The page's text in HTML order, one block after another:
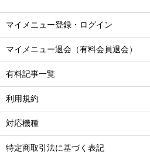
マイメニュー登録・ログイン
マイメニュー退会（有料会員退会）
有料記事一覧
利用規約
対応機種
特定商取引法に基づく表記